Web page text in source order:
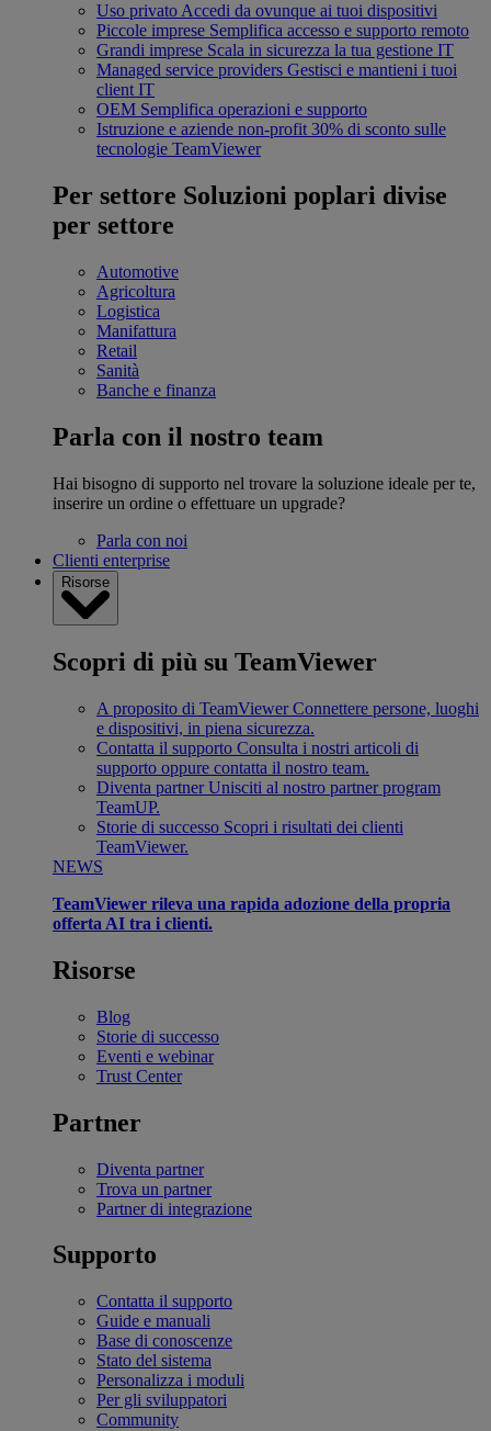
Uso privato Accedi da ovunque ai tuoi dispositivi
Piccole imprese Semplifica accesso e supporto remoto
Grandi imprese Scala in sicurezza la tua gestione IT
Managed service providers Gestisci e mantieni i tuoi
client IT
OEM Semplifica operazioni e supporto
Istruzione e aziende non-profit 30% di sconto sulle
tecnologie TeamViewer
Per settore Soluzioni poplari divise
per settore
Automotive
Agricoltura
Logistica
Manifattura
Retail
Sanità
Banche e finanza
Parla con il nostro team
Hai bisogno di supporto nel trovare la soluzione ideale per te,
inserire un ordine o effettuare un upgrade?
Parla con noi
Clienti enterprise
Risorse
Scopri di più su TeamViewer
A proposito di TeamViewer Connettere persone, luoghi
e dispositivi, in piena sicurezza.
Contatta il supporto Consulta i nostri articoli di
supporto oppure contatta il nostro team.
Diventa partner Unisciti al nostro partner program
TeamUP.
Storie di successo Scopri i risultati dei clienti
TeamViewer.
NEWS
TeamViewer rileva una rapida adozione della propria
offerta AI tra i clienti.
Risorse
Blog
Storie di successo
Eventi e webinar
Trust Center
Partner
Diventa partner
Trova un partner
Partner di integrazione
Supporto
Contatta il supporto
Guide e manuali
Base di conoscenze
Stato del sistema
Personalizza i moduli
Per gli sviluppatori
Community